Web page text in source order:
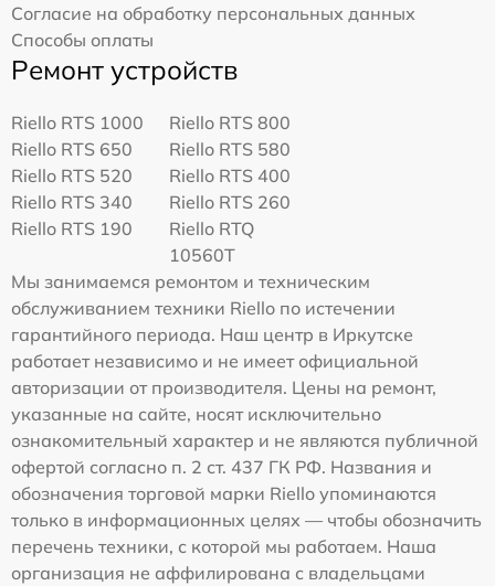
Согласие на обработку персональных данных
Способы оплаты
Ремонт устройств
Riello RTS 1000
Riello RTS 800
Riello RTS 650
Riello RTS 580
Riello RTS 520
Riello RTS 400
Riello RTS 340
Riello RTS 260
Riello RTS 190
Riello RTQ
10560T
Мы занимаемся ремонтом и техническим
обслуживанием техники Riello по истечении
гарантийного периода. Наш центр в Иркутске
работает независимо и не имеет официальной
авторизации от производителя. Цены на ремонт,
указанные на сайте, носят исключительно
ознакомительный характер и не являются публичной
офертой согласно п. 2 ст. 437 ГК РФ. Названия и
обозначения торговой марки Riello упоминаются
только в информационных целях — чтобы обозначить
перечень техники, с которой мы работаем. Наша
организация не аффилирована с владельцами